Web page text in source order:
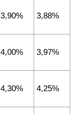
3,90% 3,88%
4,00% 3,97%
4,30% 4,25%